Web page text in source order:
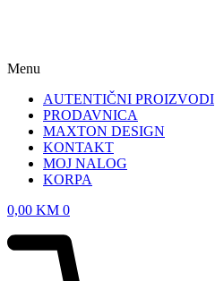
Menu
AUTENTIČNI PROIZVODI
PRODAVNICA
MAXTON DESIGN
KONTAKT
MOJ NALOG
KORPA
0,00 KM 0